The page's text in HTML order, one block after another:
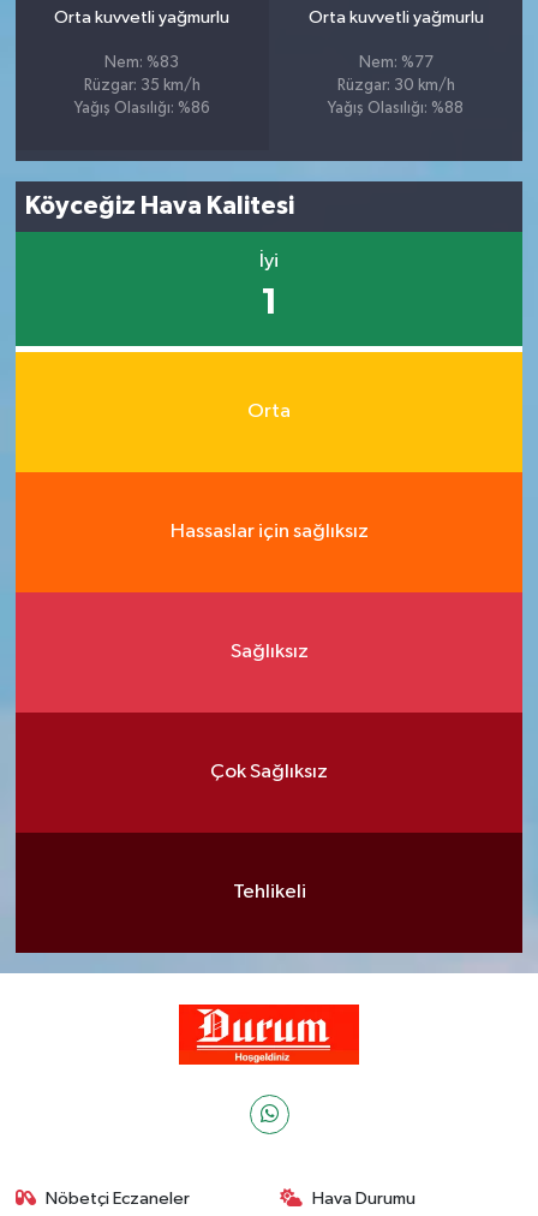
Orta kuvvetli yağmurlu
Nem: %83
Rüzgar: 35 km/h
Yağış Olasılığı: %86
Orta kuvvetli yağmurlu
Nem: %77
Rüzgar: 30 km/h
Yağış Olasılığı: %88
Köyceğiz Hava Kalitesi
İyi
1
Orta
Hassaslar için sağlıksız
Sağlıksız
Çok Sağlıksız
Tehlikeli
Nöbetçi Eczaneler Hava Durumu